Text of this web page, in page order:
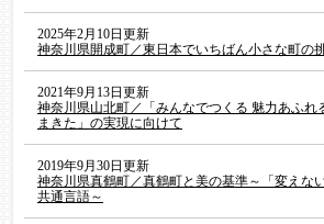
2025年2月10日更新
神奈川県開成町／東日本でいちばん小さな町の
2021年9月13日更新
神奈川県山北町／「みんなでつくる 魅力あふれ
まきた」の実現に向けて
2019年9月30日更新
神奈川県真鶴町／真鶴町と美の基準～「変えな
共通言語～